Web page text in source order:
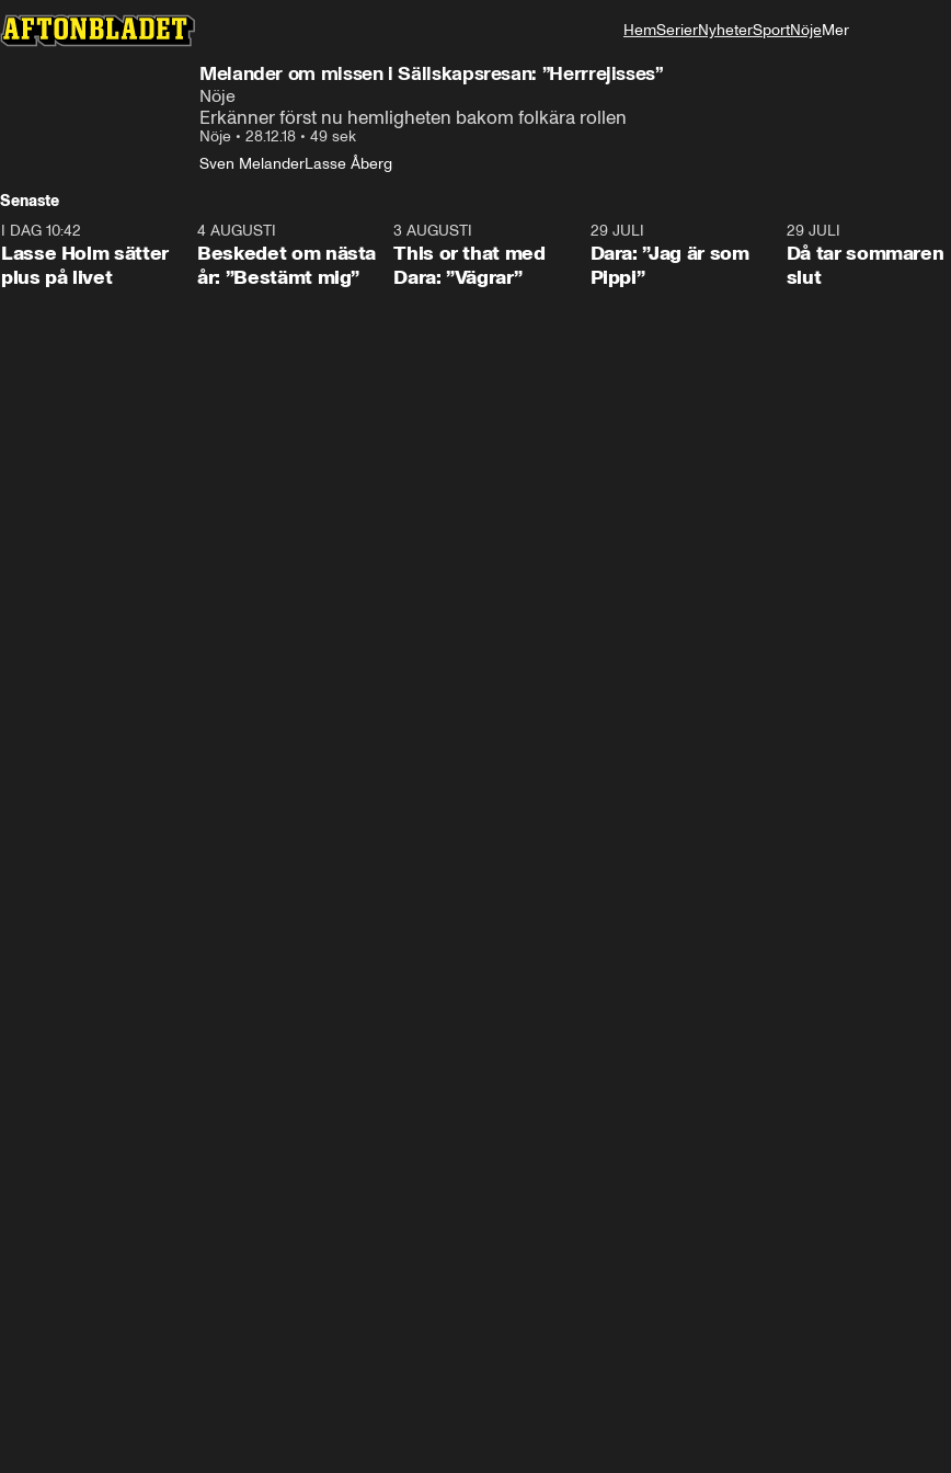
HemSerierNyheterSportNöjeMer
Melander om missen i Sällskapsresan: ”Herrrejisses”
Nöje
Erkänner först nu hemligheten bakom folkära rollen
Nöje • 28.12.18 • 49 sek
Sven MelanderLasse Åberg
Senaste
1:04
I DAG 10:42
Lasse Holm sätter
plus på livet
0:24
4 AUGUSTI
Beskedet om nästa
år: ”Bestämt mig”
3 AUGUSTI
This or that med
Dara: ”Vägrar”
29 JULI
Dara: ”Jag är som
Pippi”
29 JULI
Då tar sommaren
slut